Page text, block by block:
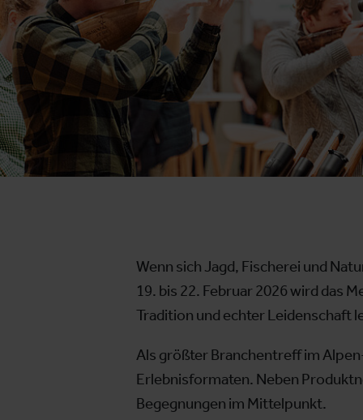
Wenn sich Jagd, Fischerei und
19. bis 22. Februar 2026 wird das
Tradition und echter Leidenschaft
Als größter Branchentreff im
Erlebnisformaten. Neben
Begegnungen im Mittelpunkt.